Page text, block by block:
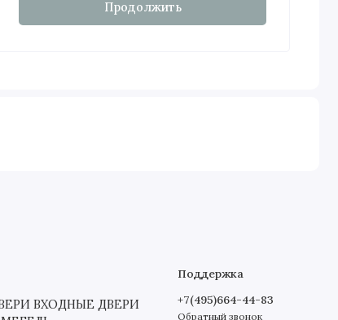
Продолжить
ВХОДНЫЕ ДВЕРИ
Поддержка
+7(495)664-44-83
Обратный звонок